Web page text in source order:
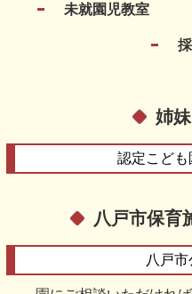
未就園児教室
姉
認定こども
八戸市保育
八戸市